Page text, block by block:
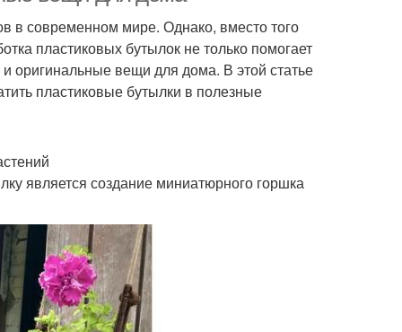
в современном мире. Однако, вместо того
пластиковых бутылок не только помогает
оригинальные вещи для дома. В этой статье
пластиковые бутылки в полезные
является создание миниатюрного горшка